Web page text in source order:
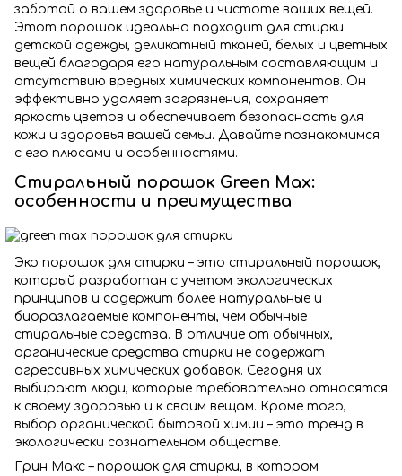
заботой о вашем здоровье и чистоте ваших вещей.
Этот порошок идеально подходит для стирки
детской одежды, деликатный тканей, белых и цветных
вещей благодаря его натуральным составляющим и
отсутствию вредных химических компонентов. Он
эффективно удаляет загрязнения, сохраняет
яркость цветов и обеспечивает безопасность для
кожи и здоровья вашей семьи. Давайте познакомимся
с его плюсами и особенностями.
Стиральный порошок Green Max:
особенности и преимущества
Эко порошок для стирки – это стиральный порошок,
который разработан с учетом экологических
принципов и содержит более натуральные и
биоразлагаемые компоненты, чем обычные
стиральные средства. В отличие от обычных,
органические средства стирки не содержат
агрессивных химических добавок. Сегодня их
выбирают люди, которые требовательно относятся
к своему здоровью и к своим вещам. Кроме того,
выбор органической бытовой химии – это тренд в
экологически сознательном обществе.
Грин Макс – порошок для стирки, в котором